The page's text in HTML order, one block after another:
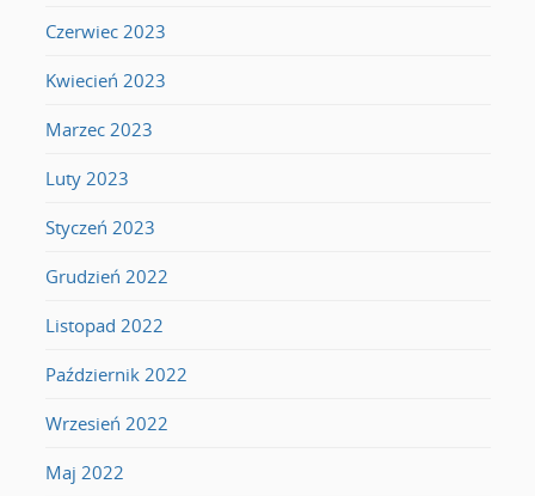
Czerwiec 2023
Kwiecień 2023
Marzec 2023
Luty 2023
Styczeń 2023
Grudzień 2022
Listopad 2022
Październik 2022
Wrzesień 2022
Maj 2022